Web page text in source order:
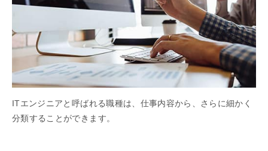
ITエンジニアと呼ばれる職種は、仕事内容から、さらに細かく
分類することができます。